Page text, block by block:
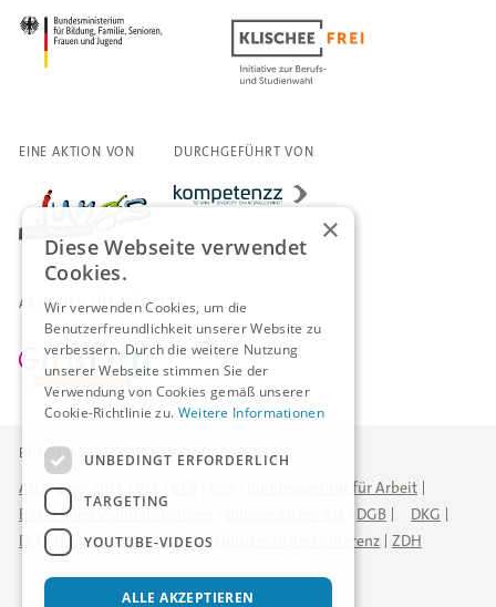
EINE AKTION VON DURCHGEFÜHRT VON
AKTIONEN FÜR MÄDCHEN
BÜNDNISPARTNERINNEN UND -PARTNER
AGJ Logo-BDA
Bundesagentur für Arbeit
BAG Freien Wohlfahrtspflege
DGB
DKG
DLT
Deutscher Städtetag Kultusministerkonferenz ZDH
×
Diese Webseite verwendet
Cookies.
Wir verwenden Cookies, um die
Benutzerfreundlichkeit unserer Website zu
verbessern. Durch die weitere Nutzung
unserer Webseite stimmen Sie der
Verwendung von Cookies gemäß unserer
Cookie-Richtlinie zu. Weitere Informationen
UNBEDINGT ERFORDERLICH
TARGETING
YOUTUBE-VIDEOS
ALLE AKZEPTIEREN